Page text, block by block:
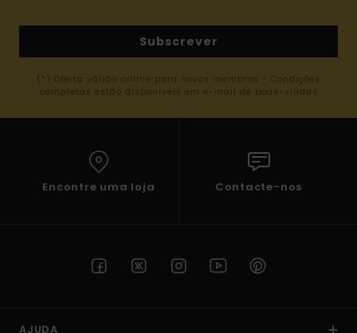
Subscrever
(*) Oferta válida online para novos membros - Condições
completas estão disponíveis em e-mail de boas-vindas
Encontre uma loja Contacte-nos
AJUDA